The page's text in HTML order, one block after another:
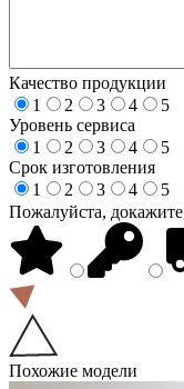
Качество продукции
1
2 3 4
5
Уровень сервиса
1
2 3 4
5
Срок изготовления
1
2 3 4
5
Пожалуйста,
Похожие модели